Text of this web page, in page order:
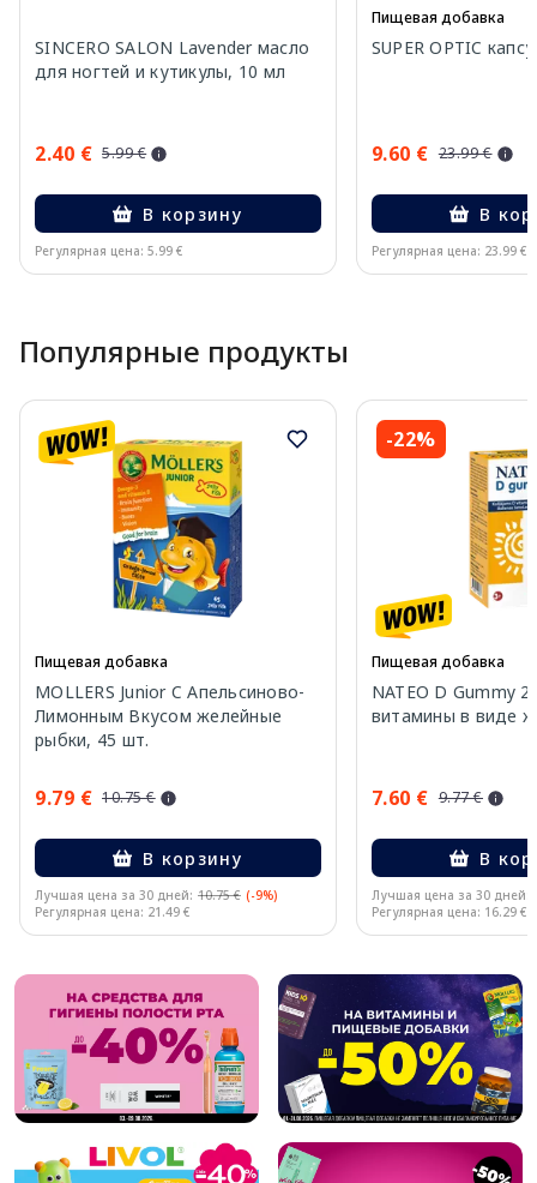
SINCERO SALON Lavender масло
для ногтей и кутикулы, 10 мл
2.40 € 5.99 €
В корзину
Регулярная цена: 5.99 €
Пищевая добавка
SUPER OPTIC
9.60 € 23.99 €
В
Регулярная цена: 23.99 €
Популярные продукты
Пищевая добавка
MOLLERS Junior C Апельсиново-
Лимонным Вкусом желейные
рыбки, 45 шт.
9.79 € 10.75 €
В корзину
Лучшая цена за 30 дней: 10.75 € (-9%)
Регулярная цена: 21.49 €
-22%
Пищевая добавка
NATEO D Gummy
витамины в виде
7.60 € 9.77 €
В
Лучшая цена за 30 дней:
Регулярная цена: 16.29 €